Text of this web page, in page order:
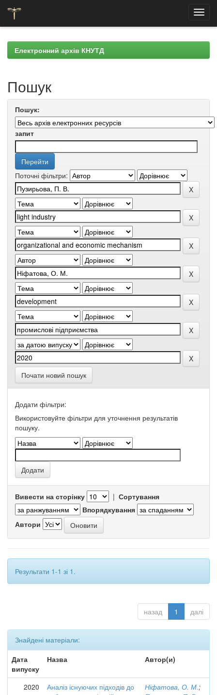
navigationЕлектронний архів КНУТД
Пошук
Пошук:
запит
Поточні фільтри:
Почати новий пошук
Додати фільтри:
Використовуйте фільтри для уточнення результатів
пошуку.
Вивести на сторінку | Сортування
Впорядкування
Автори
Результати 1-1 зі 1.
назад 1 далі
Знайдені матеріали:
Дата
випуску
Назва Автор(и)
2020
Аналіз існуючих підходів до
Ніфатова, О. М.;